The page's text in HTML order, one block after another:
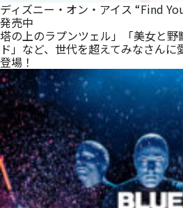
ディズニー・オン・アイス “Find
発売中
塔の上のラプンツェル」「美女と野
ド」など、世代を超えてみなさん
登場！